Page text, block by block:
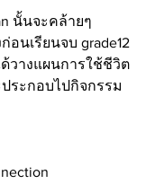
นั้นจะคล้ายๆ
อนเรียนจบ grade12
วางแผนการใช้ชีวิต
ระกอบไปกิจกรรม